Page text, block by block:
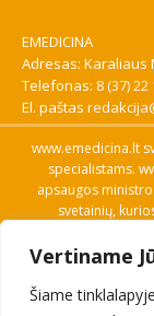
Vertiname
Šiame
EMEDICINA
Adresas: Karaliaus
Telefonas: 8 (37) 22
El. paštas
www.emedicina.lt
specialistams.
apsaugos
svetainių,
savo profesinę
pagalbos
priežiūros ar